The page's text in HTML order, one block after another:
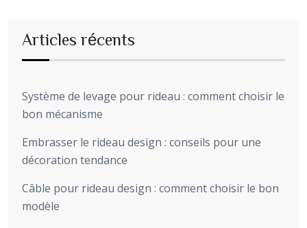
Articles récents
Système de levage pour rideau : comment choisir le
bon mécanisme
Embrasser le rideau design : conseils pour une
décoration tendance
Câble pour rideau design : comment choisir le bon
modèle